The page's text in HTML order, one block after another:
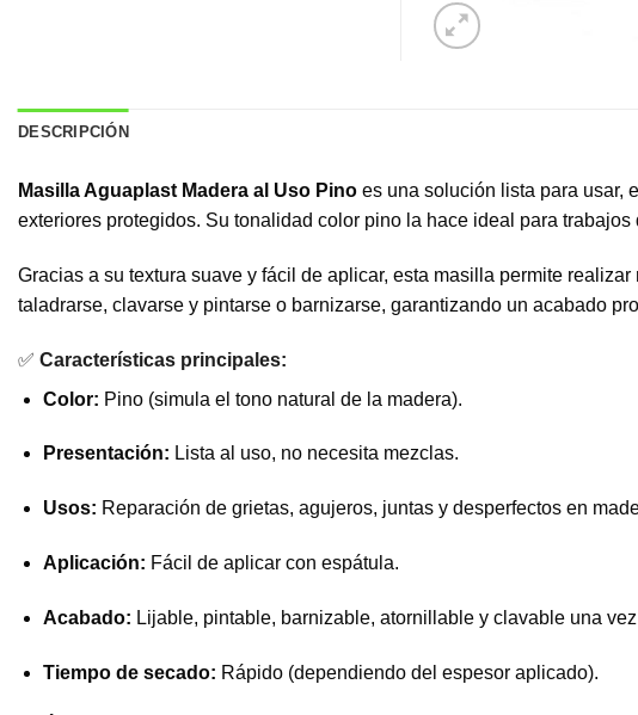
DESCRIPCIÓN
Masilla Aguaplast Madera al Uso Pino es una solución lista para usar,
exteriores protegidos. Su tonalidad color pino la hace ideal para
Gracias a su textura suave y fácil de aplicar, esta masilla permite
taladrarse, clavarse y pintarse o barnizarse, garantizando un acabado
✅ Características principales:
Color: Pino (simula el tono natural de la madera).
Presentación: Lista al uso, no necesita mezclas.
Usos: Reparación de grietas, agujeros, juntas y desperfectos en
Aplicación: Fácil de aplicar con espátula.
Acabado: Lijable, pintable, barnizable, atornillable y clavable una
Tiempo de secado: Rápido (dependiendo del espesor aplicado).